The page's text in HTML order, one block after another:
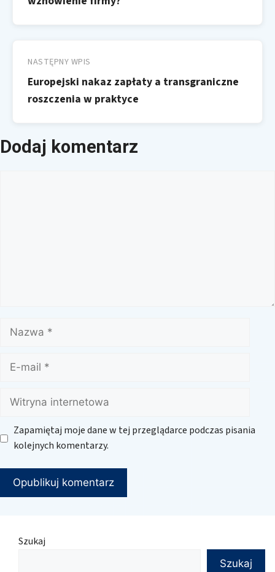
NASTĘPNY WPIS
Europejski nakaz zapłaty a transgraniczne
roszczenia w praktyce
Dodaj komentarz
Nazwa
mail
Witryna
internetowa
Zapamiętaj moje dane w tej przeglądarce podczas pisania
kolejnych komentarzy.
Szukaj
Szukaj